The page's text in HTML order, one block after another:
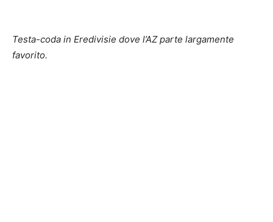
Testa-coda in Eredivisie dove l’AZ parte largamente
favorito.